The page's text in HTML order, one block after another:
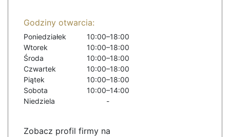
Godziny otwarcia:
Poniedziałek
10:00–18:00
Wtorek
10:00–18:00
Środa
10:00–18:00
Czwartek
10:00–18:00
Piątek
10:00–18:00
Sobota
10:00–14:00
Niedziela
-
Zobacz profil firmy na